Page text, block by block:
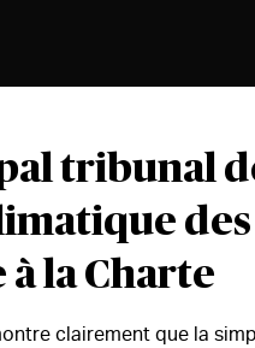
tribunal
la Charte
clairement que la